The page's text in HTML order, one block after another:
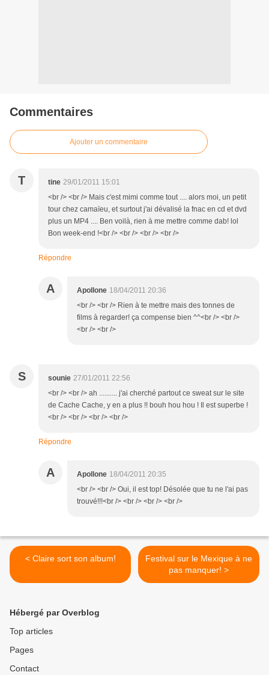
Commentaires
Ajouter un commentaire
T tine 29/01/2011 15:01
<br /> <br /> Mais c'est mimi comme tout .... alors moi, un petit
tour chez camaïeu, et surtout j'ai dévalisé la fnac en cd et dvd
plus un MP4 .... Ben voilà, rien à me mettre comme dab! lol
Bon week-end !<br /> <br /> <br /> <br />
Répondre
A Apollone 18/04/2011 20:36
<br /> <br /> Rien à te mettre mais des tonnes de
films à regarder! ça compense bien ^^<br /> <br />
<br /> <br />
S sounie 27/01/2011 22:56
<br /> <br /> ah .......... j'ai cherché partout ce sweat sur le site
de Cache Cache, y en a plus !! bouh hou hou ! Il est superbe !
<br /> <br /> <br /> <br />
Répondre
A Apollone 18/04/2011 20:35
<br /> <br /> Oui, il est top! Désolée que tu ne l'ai pas
trouvé!!!<br /> <br /> <br /> <br />
< Claire sort son album!
Festival sur le Mexique à ne
pas manquer! >
Hébergé par Overblog
Top articles
Pages
Contact